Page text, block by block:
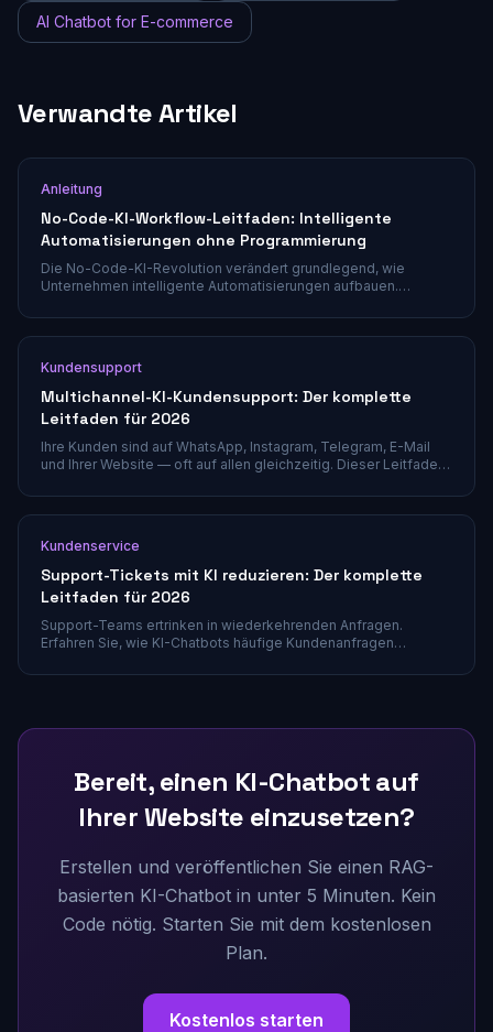
AI Chatbot for E-commerce
Verwandte Artikel
Anleitung
No-Code-KI-Workflow-Leitfaden: Intelligente
Automatisierungen ohne Programmierung
Die No-Code-KI-Revolution verändert grundlegend, wie
Unternehmen intelligente Automatisierungen aufbauen.
entwerfen, bereitstellen und optimieren — ganz ohne
Programmiererfahrung.
Kundensupport
Multichannel-KI-Kundensupport: Der komplette
Leitfaden für 2026
Ihre Kunden sind auf WhatsApp, Instagram, Telegram, E-Mail
und Ihrer Website — oft auf allen gleichzeitig. Dieser Leitfaden
Kanal von einer einheitlichen Plattform aus bereitstellen.
Kundenservice
Support-Tickets mit KI reduzieren: Der komplette
Leitfaden für 2026
Support-Teams ertrinken in wiederkehrenden Anfragen.
Erfahren Sie, wie KI-Chatbots häufige Kundenanfragen
reduzieren.
Bereit, einen KI-Chatbot auf
Ihrer Website einzusetzen?
Erstellen und veröffentlichen Sie einen RAG-
basierten KI-Chatbot in unter 5 Minuten. Kein
Code nötig. Starten Sie mit dem kostenlosen
Plan.
Kostenlos starten